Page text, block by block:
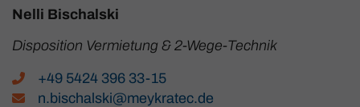
Nelli Bischalski
Disposition Vermietung & 2-Wege-Technik
+49 5424 396 33-15
n.bischalski@meykratec.de